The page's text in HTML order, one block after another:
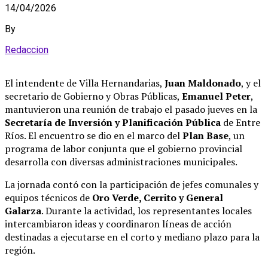
14/04/2026
By
Redaccion
El intendente de Villa Hernandarias, Juan Maldonado, y el
secretario de Gobierno y Obras Públicas, Emanuel Peter,
mantuvieron una reunión de trabajo el pasado jueves en la
Secretaría de Inversión y Planificación Pública de Entre
Ríos.El encuentro se dio en el marco delPlan Base, un
programa de labor conjunta que el gobierno provincial
desarrolla con diversas administraciones municipales.
La jornada contó con la participación de jefes comunales y
equipos técnicos de Oro Verde, Cerrito y General
Galarza.Durante la actividad, los representantes locales
intercambiaron ideas y coordinaron líneas de acción
destinadas a ejecutarse en el corto y mediano plazo para la
región.